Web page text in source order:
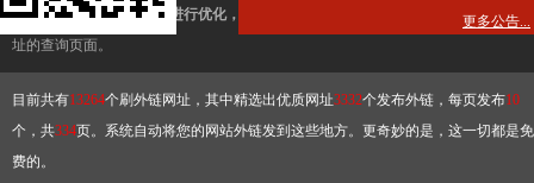
有频繁使用超级外链工具进行优化，才能获得稳定的外链
，最终使搜索引擎收录带
址的查询页面。
目前共有13264个刷外链网址，其中精选出优质网址3332个发布外链，每页发布10
个，共334页。系统自动将您的网站外链发到这些地方。更奇妙的是，这一切都是免
费的。
更多公告...